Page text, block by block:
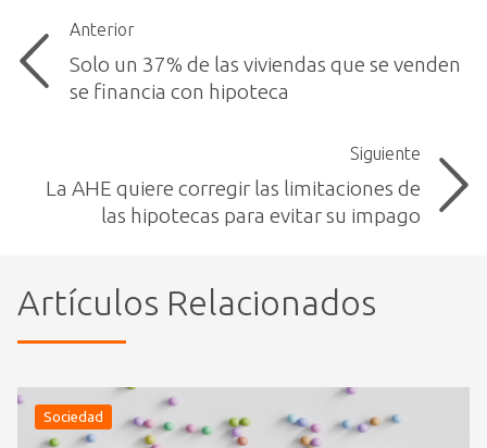
Anterior
Solo un 37% de las viviendas que se venden
se financia con hipoteca
Siguiente
La AHE quiere corregir las limitaciones de
las hipotecas para evitar su impago
Artículos Relacionados
Sociedad